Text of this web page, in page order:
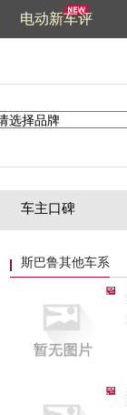
电动新车评
车主口碑
斯巴鲁其他车系